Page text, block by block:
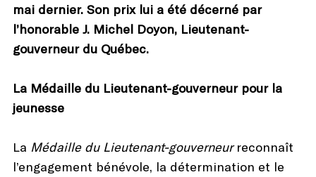
mai dernier. Son prix lui a été décerné par
l’honorable J. Michel Doyon, Lieutenant-
gouverneur du Québec.
La Médaille du Lieutenant-gouverneur pour la
jeunesse
La Médaille du Lieutenant-gouverneurreconnaît
l’engagement bénévole, la détermination et le